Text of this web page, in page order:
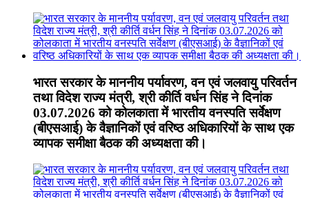
भारत सरकार के माननीय पर्यावरण, वन एवं जलवायु परिवर्तन
तथा विदेश राज्य मंत्री, श्री कीर्ति वर्धन सिंह ने दिनांक
03.07.2026 को कोलकाता में भारतीय वनस्पति सर्वेक्षण
(बीएसआई) के वैज्ञानिकों एवं वरिष्ठ अधिकारियों के साथ एक
व्यापक समीक्षा बैठक की अध्यक्षता की।